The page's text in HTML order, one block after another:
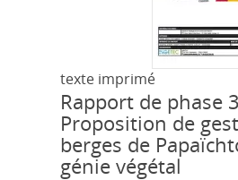
texte imprimé
Rapport de phase
Proposition de
berges de
génie végétal